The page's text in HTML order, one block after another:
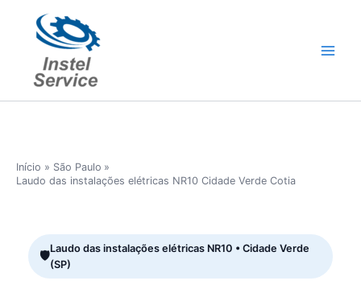
conteúdo
Início
São Paulo
Laudo das instalações elétricas NR10 Cidade Verde Cotia
Laudo das instalações elétricas NR10 • Cidade Verde
(SP)